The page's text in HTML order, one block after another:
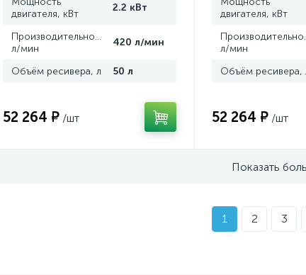
двигателя, кВт
2.2 кВт
Производительность,
л/мин
420 л/мин
Объём ресивера, л 50 л
52 264 ₽ /шт
двигателя, кВт
л/мин
Объём ресивера,
52 264 ₽ /шт
Показать
1 2 3